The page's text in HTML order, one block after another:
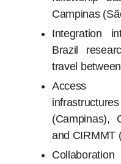
Campinas
Integration
Brazil
travel
Access
(Campinas),
and CIRMMT